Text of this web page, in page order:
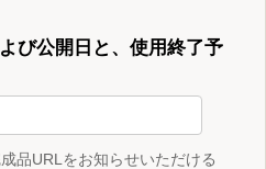
び公開日と、使用終了予
品URLをお知らせいただける